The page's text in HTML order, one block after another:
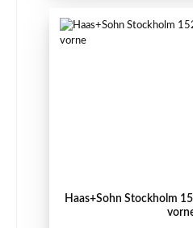
Haas+Sohn Stockholm